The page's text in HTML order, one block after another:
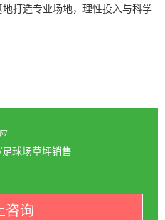
打造专业场地，理性投入与科学
球场草坪销售
咨询